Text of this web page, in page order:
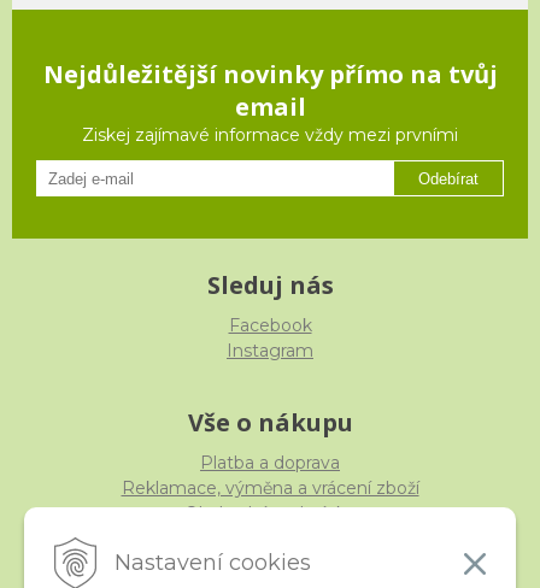
Nastavení cookies
Nejdůležitější novinky přímo na tvůj
email
Ziskej zajímavé informace vždy mezi prvními
Odebírat
Sleduj nás
Facebook
Instagram
Vše o nákupu
Platba a doprava
Reklamace, výměna a vrácení zboží
Obchodní podmínky